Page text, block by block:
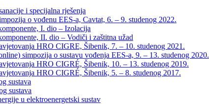
i specijalna rješenja
o vođenu EES-a, Cavtat, 6. – 9. studenog 2022.
I. dio – Izolacija
II. dio – Vodiči i zaštitna užad
HRO CIGRE, Šibenik, 7. – 10. studenog 2021.
simpozija o sustavu vođenja EES-a, 9. – 13. studenog 2020.
HRO CIGRÉ, Šibenik, 10. – 13. studenog 2019.
HRO CIGRÉ, Šibenik, 5. – 8. studenog 2017.
sustava
sustava
u elektroenergetski sustav